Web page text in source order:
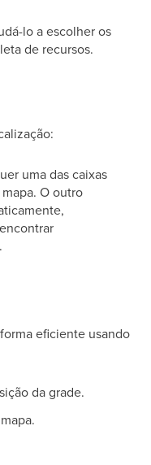
lo a escolher os
de recursos.
uma das caixas
O outro
eficiente usando
da grade.